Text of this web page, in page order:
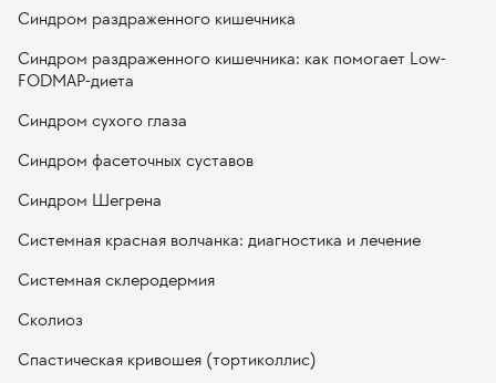
Синдром раздраженного кишечника
Синдром раздраженного кишечника: как помогает Low-
FODMAP-диета
Синдром сухого глаза
Синдром фасеточных суставов
Синдром Шегрена
Системная красная волчанка: диагностика и лечение
Системная склеродермия
Сколиоз
Спастическая кривошея (тортиколлис)